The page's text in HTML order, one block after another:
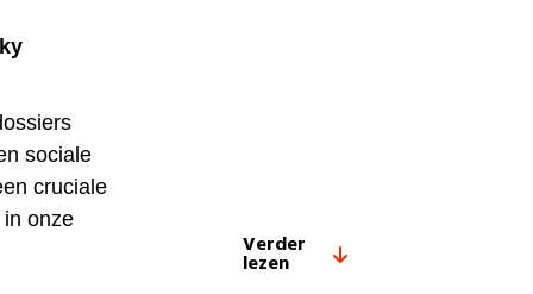
sociale
cruciale
onze
Verder
lezen